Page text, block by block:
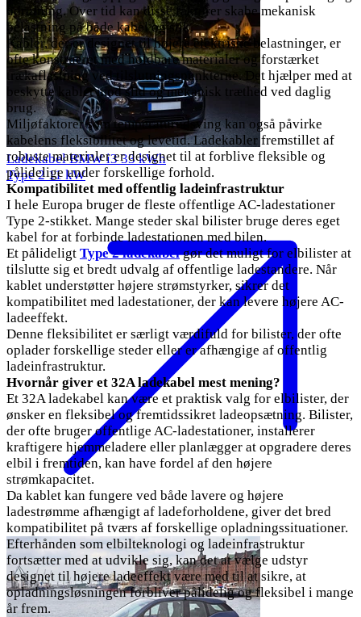
Ladekabel BMW i3 33 kWh
Type 211 kW
udrulning. Over tid kan disse faktorer skabe mekanisk
belastning på både kabel og stik.
Kabler, der er designet til højere elektriske belastninger, er
ofte konstrueret med holdbare materialer og forstærket
trækaflastning ved tilslutningspunkterne. Det hjælper med at
beskytte kablet mod slid og mekanisk træthed ved daglig
brug.
Miljøfaktorer som temperaturudsving kan også påvirke
kabelens fleksibilitet og levetid. Ladekabler fremstillet af
robuste materialer er designet til at forblive fleksible og
pålidelige under forskellige forhold.
Kompatibilitet med offentlig ladeinfrastruktur
I hele Europa bruger de fleste offentlige AC-ladestationer
Type 2-stikket. Mange steder skal bilister bruge deres eget
kabel for at forbinde ladestationen med bilen.
Et pålideligt Type 2 ladekabelgør det muligt for elbilister at
tilslutte sig et bredt udvalg af offentlige ladestandere. Når
kablet understøtter højere strømstyrker, sikrer det
kompatibilitet med ladestationer, der kan levere højere AC-
ladeeffekt.
Denne fleksibilitet er særligt værdifuld for bilister, der ofte
oplader forskellige steder eller er afhængige af offentlig
ladeinfrastruktur.
Hvornår giver et 32A ladekabel mest mening?
Et 32A ladekabel kan være et praktisk valg for elbilister, der
ønsker en fleksibel og fremtidssikret ladeopsætning. Bilister,
der ofte bruger offentlige AC-ladestationer, installerer
kraftigere hjemmeladere eller planlægger at opgradere deres
elbil i fremtiden, kan have fordel af den højere
strømkapacitet.
Da kablet kan fungere ved både lavere og højere
ladestrømme afhængigt af ladeforholdene, giver det bred
kompatibilitet på tværs af forskellige opladningssituationer.
Efterhånden som elbilteknologi og ladeinfrastruktur
fortsætter med at udvikle sig, kan det at vælge udstyr
designet til højere ladeeffekt være med til at sikre, at
opladningsløsningen forbliver pålidelig og fleksibel i mange
år frem.